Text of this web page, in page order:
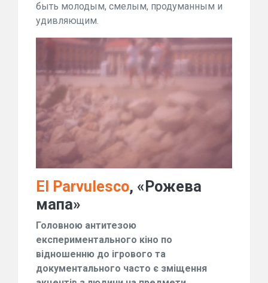
быть молодым, смелым, продуманным и
удивляющим.
El Parvulesco, «Рожева
мапа»
Головною антитезою
експериментального кіно по
відношенню до ігрового та
документального часто є зміщення